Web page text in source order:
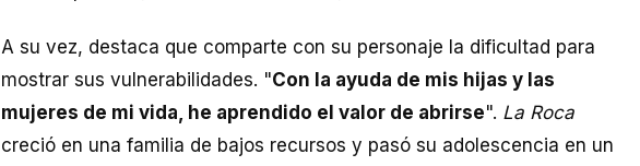
A su vez, destaca que comparte con su personaje la dificultad para
mostrar sus vulnerabilidades. "Con la ayuda de mis hijas y las
mujeres de mi vida, he aprendido el valor de abrirse". La Roca
creció en una familia de bajos recursos y pasó su adolescencia en un